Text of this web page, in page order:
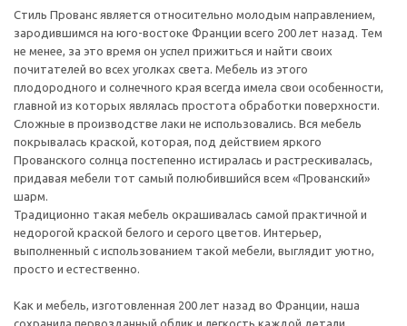
Стиль Прованс является относительно молодым направлением,
зародившимся на юго-востоке Франции всего 200 лет назад. Тем
не менее, за это время он успел прижиться и найти своих
почитателей во всех уголках света. Мебель из этого
плодородного и солнечного края всегда имела свои особенности,
главной из которых являлась простота обработки поверхности.
Сложные в производстве лаки не использовались. Вся мебель
покрывалась краской, которая, под действием яркого
Прованского солнца постепенно истиралась и растрескивалась,
придавая мебели тот самый полюбившийся всем «Прованский»
шарм.
Традиционно такая мебель окрашивалась самой практичной и
недорогой краской белого и серого цветов. Интерьер,
выполненный с использованием такой мебели, выглядит уютно,
просто и естественно.
Как и мебель, изготовленная 200 лет назад во Франции, наша
сохранила первозданный облик и легкость каждой детали.